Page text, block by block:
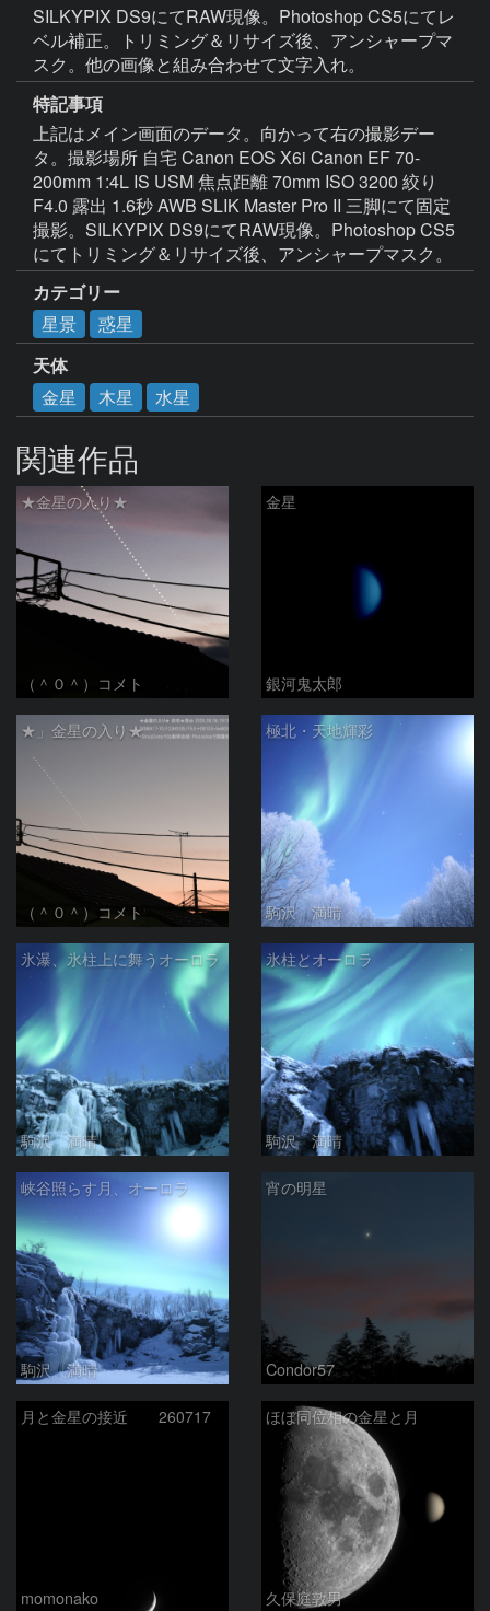
SILKYPIX DS9にてRAW現像。Photoshop CS5にてレ
ベル補正。トリミング＆リサイズ後、アンシャープマ
スク。他の画像と組み合わせて文字入れ。
特記事項
上記はメイン画面のデータ。向かって右の撮影デー
タ。撮影場所 自宅 Canon EOS X6i Canon EF 70-
200mm 1:4L IS USM 焦点距離 70mm ISO 3200 絞り
F4.0 露出 1.6秒 AWB SLIK Master Pro II 三脚にて固定
撮影。SILKYPIX DS9にてRAW現像。Photoshop CS5
にてトリミング＆リサイズ後、アンシャープマスク。
カテゴリー
星景
惑星
天体
金星
木星 水星
関連作品
★金星の入り★
（＾０＾）コメト
金星
銀河鬼太郎
★」金星の入り★
（＾０＾）コメト
極北・天地輝彩
駒沢 満晴
氷瀑、氷柱上に舞うオーロラ
駒沢 満晴
氷柱とオーロラ
駒沢 満晴
峡谷照らす月、オーロラ
駒沢 満晴
宵の明星
Condor57
月と金星の接近 260717
momonako
ほぼ同位相の金星と月
久保庭敦男